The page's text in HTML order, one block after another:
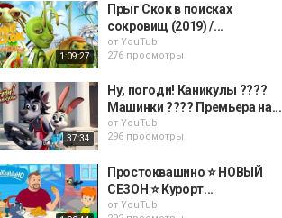
1:09:27
Прыг Скок в поисках
сокровищ (2019) /...
от YouTub
276 просмотры
37:34
Ну, погоди! Каникулы ????
Машинки ???? Премьера на...
от YouTub
296 просмотры
Простоквашино ⭐ НОВЫЙ
СЕЗОН ⭐ Курорт...
от YouTub